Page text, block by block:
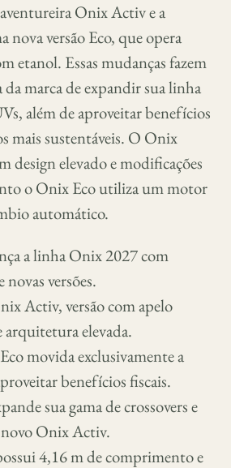
Onix Activ e a
nova versão Eco, que opera
etanol. Essas mudanças fazem
da marca de expandir sua linha
além de aproveitar benefícios
mais sustentáveis. O Onix
design elevado e modificações
o Onix Eco utiliza um motor
automático.
a linha Onix 2027 com
novas versões.
Activ, versão com apelo
arquitetura elevada.
movida exclusivamente a
benefícios fiscais.
sua gama de crossovers e
Onix Activ.
4,16 m de comprimento e